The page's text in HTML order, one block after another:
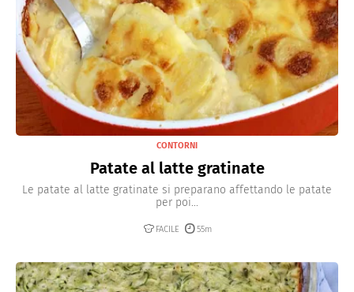
CONTORNI
Patate al latte gratinate
Le patate al latte gratinate si preparano affettando le patate
per poi...
FACILE 55m